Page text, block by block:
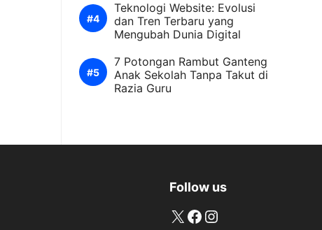
Teknologi Website: Evolusi
dan Tren Terbaru yang
Mengubah Dunia Digital
7 Potongan Rambut Ganteng
Anak Sekolah Tanpa Takut di
Razia Guru
Follow us
X Facebook
Instagram